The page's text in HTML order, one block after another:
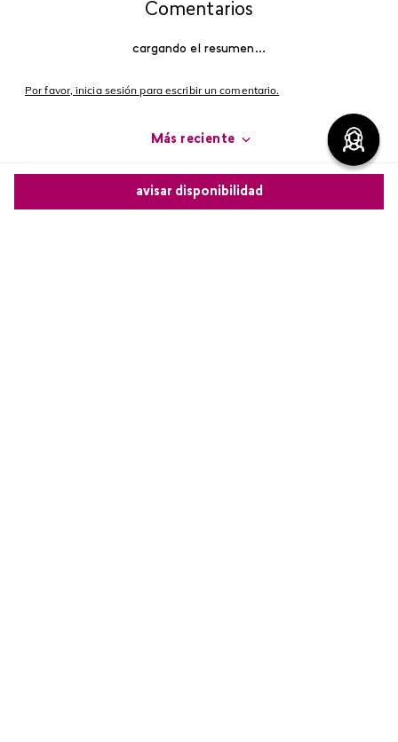
avisar disponibilidad
Comentarios
cargando el resumen…
Por favor, inicia sesión para escribir un comentario.
Más reciente
Cargando comentarios…